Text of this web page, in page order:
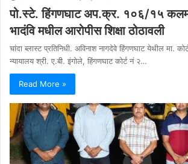
पो.स्टे. हिंगणघाट अप.क्र. १०६/१५
भादंवि मधील आरोपीस शिक्षा ठोठावली
चांदा ब्लास्ट प्रतिनिधी. अविनाश नागदेवे हिंगणघाट येथील मा.
न्यायालय श्री. ए.बी. इंगोले, हिंगणघाट कोर्ट नं २…
Read More »